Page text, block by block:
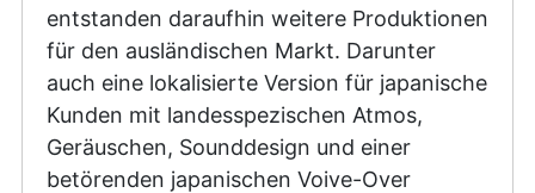
entstanden daraufhin weitere Produktionen
für den ausländischen Markt. Darunter
auch eine lokalisierte Version für japanische
Kunden mit landesspezischen Atmos,
Geräuschen, Sounddesign und einer
betörenden japanischen Voive-Over